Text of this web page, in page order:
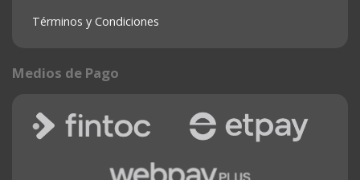
Términos y Condiciones
Medios de Pago